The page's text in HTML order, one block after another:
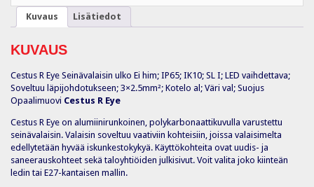
määrä
Kuvaus Lisätiedot
KUVAUS
Cestus R Eye Seinävalaisin ulko Ei him; IP65; IK10; SL I; LED vaihdettava;
Soveltuu läpijohdotukseen; 3×2.5mm²; Kotelo al; Väri val; Suojus
Opaalimuovi Cestus R Eye
Cestus R Eye on alumiinirunkoinen, polykarbonaattikuvulla varustettu
seinävalaisin. Valaisin soveltuu vaativiin kohteisiin, joissa valaisimelta
edellytetään hyvää iskunkestokykyä. Käyttökohteita ovat uudis- ja
saneerauskohteet sekä taloyhtiöiden julkisivut. Voit valita joko kiinteän
ledin tai E27-kantaisen mallin.